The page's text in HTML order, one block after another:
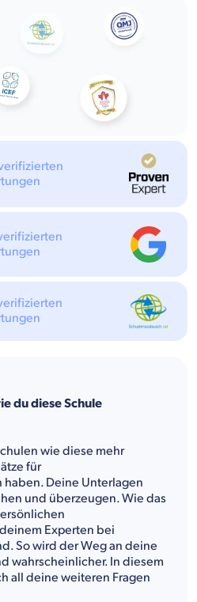
du diese Schule
wie diese mehr
für
haben. Deine Unterlagen
und überzeugen. Wie das
Experten bei
So wird der Weg an deine
wahrscheinlicher. In diesem
all deine weiteren Fragen